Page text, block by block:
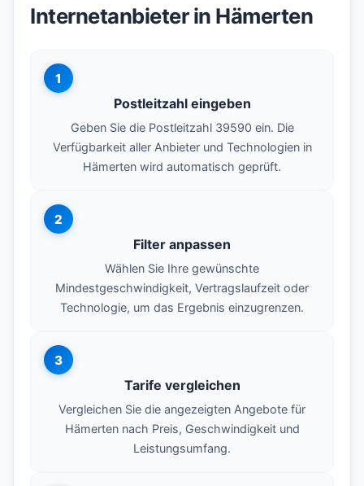
Internetanbieter in Hämerten
1
Postleitzahl eingeben
Geben Sie die Postleitzahl 39590 ein. Die
Verfügbarkeit aller Anbieter und Technologien in
Hämerten wird automatisch geprüft.
2
Filter anpassen
Wählen Sie Ihre gewünschte
Mindestgeschwindigkeit, Vertragslaufzeit oder
Technologie, um das Ergebnis einzugrenzen.
3
Tarife vergleichen
Vergleichen Sie die angezeigten Angebote für
Hämerten nach Preis, Geschwindigkeit und
Leistungsumfang.